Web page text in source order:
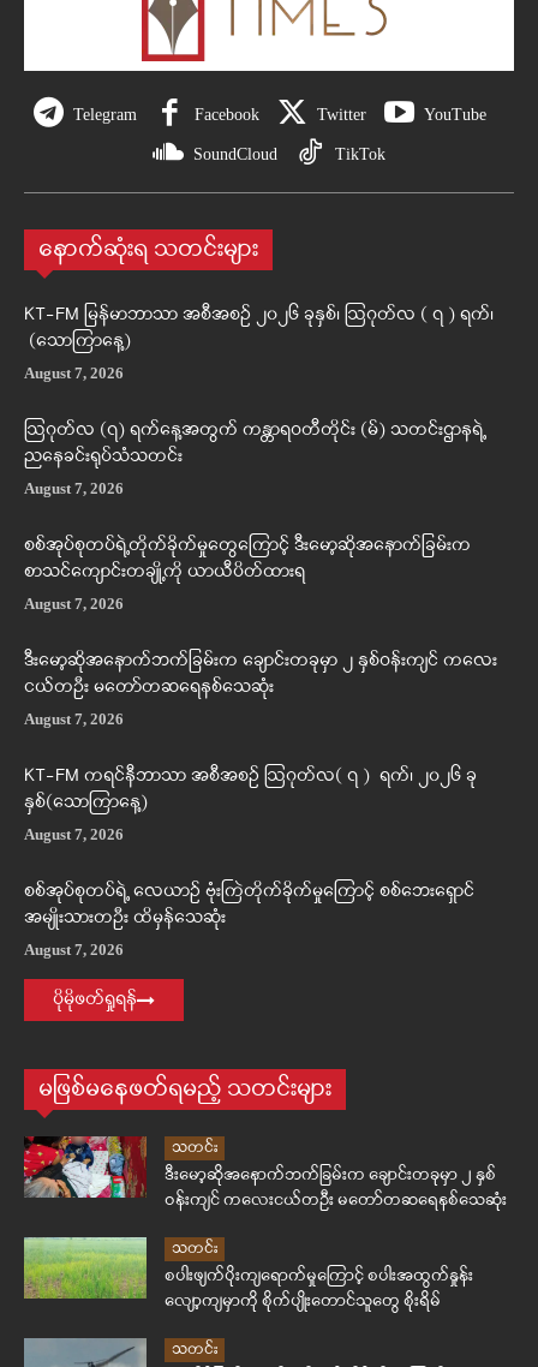
Telegram Facebook Twitter YouTube
SoundCloud TikTok
နောက်ဆုံးရ သတင်းများ
KT-FM မြန်မာဘာသာ အစီအစဉ် ၂၀၂၆ ခုနှစ်၊ ဩဂုတ်လ ( ၇ ) ရက်၊
(သောကြာနေ့)
August 7, 2026
ဩဂုတ်လ (၇) ရက်နေ့အတွက် ကန္တာရဝတီတိုင်း (မ်) သတင်းဌာနရဲ့
ညနေခင်းရုပ်သံသတင်း
August 7, 2026
စစ်အုပ်စုတပ်ရဲ့တိုက်ခိုက်မှုတွေကြောင့် ဒီးမော့ဆိုအနောက်ခြမ်းက
စာသင်ကျောင်းတချို့ကို ယာယီပိတ်ထားရ
August 7, 2026
ဒီးမော့ဆိုအနောက်ဘက်ခြမ်းက ချောင်းတခုမှာ ၂ နှစ်ဝန်းကျင် ကလေး
ငယ်တဦး မတော်တဆရေနစ်သေဆုံး
August 7, 2026
KT-FM ကရင်နီဘာသာ အစီအစဉ် ဩဂုတ်လ( ၇ ) ရက်၊ ၂၀၂၆ ခု
နှစ်(သောကြာနေ့)
August 7, 2026
စစ်အုပ်စုတပ်ရဲ့ လေယာဉ် ဗုံးကြဲတိုက်ခိုက်မှုကြောင့် စစ်ဘေးရှောင်
အမျိုးသားတဦး ထိမှန်သေဆုံး
August 7, 2026
ပိုမိုဖတ်ရှုရန်
မဖြစ်မနေဖတ်ရမည့် သတင်းများ
သတင်း
ဒီးမော့ဆိုအနောက်ဘက်ခြမ်းက ချောင်းတခုမှာ ၂ နှစ်
ဝန်းကျင် ကလေးငယ်တဦး မတော်တဆရေနစ်သေဆုံး
သတင်း
စပါးဖျက်ပိုးကျရောက်မှုကြောင့် စပါးအထွက်နှုန်း
လျော့ကျမှာကို စိုက်ပျိုးတောင်သူတွေ စိုးရိမ်
သတင်း